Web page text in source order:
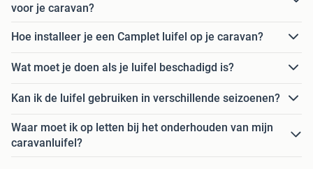
voor je caravan?
Hoe installeer je een Camplet luifel op je caravan?
Wat moet je doen als je luifel beschadigd is?
Kan ik de luifel gebruiken in verschillende seizoenen?
Waar moet ik op letten bij het onderhouden van mijn
caravanluifel?